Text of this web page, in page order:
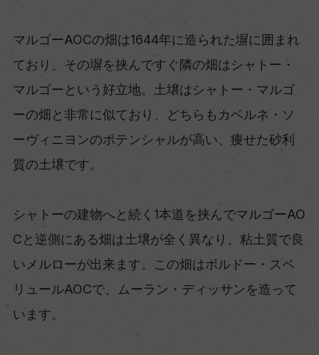
マルゴーAOCの畑は1644年に造られた塀に囲まれ
ており、その塀を挟んですぐ隣の畑はシャトー・
マルゴーという好立地。土壌はシャトー・マルゴ
ーの畑と非常に似ており、どちらもカベルネ・ソ
ーヴィニヨンのポテンシャルが高い、痩せた砂利
質の土壌です。
シャトーの建物へと続く1本道を挟んでマルゴーAO
Cと逆側にある畑は土壌が全く異なり、粘土質で良
いメルローが出来ます。この畑はボルドー・スペ
リュールAOCで、ムーラン・ディッサンを造って
います。